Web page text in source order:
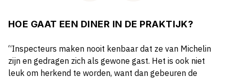
HOE GAAT EEN DINER IN DE PRAKTIJK?
“Inspecteurs maken nooit kenbaar dat ze van Michelin
zijn en gedragen zich als gewone gast. Het is ook niet
leuk om herkend te worden, want dan gebeuren de